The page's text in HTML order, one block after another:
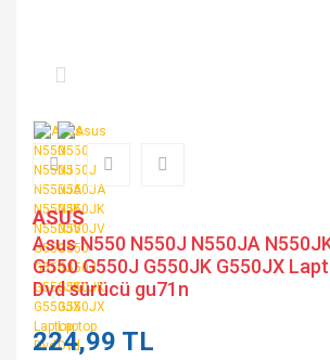
ASUS
Asus N550 N550J N550JA
G550 G550J G550JK G550JX
Dvd sürücü gu71n
224,99 TL